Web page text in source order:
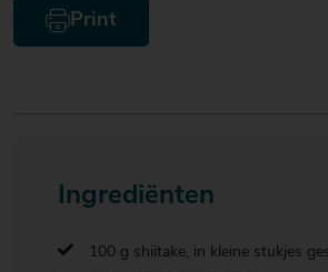
Print
Ingrediënten
100 g shiitake, in kleine stukjes